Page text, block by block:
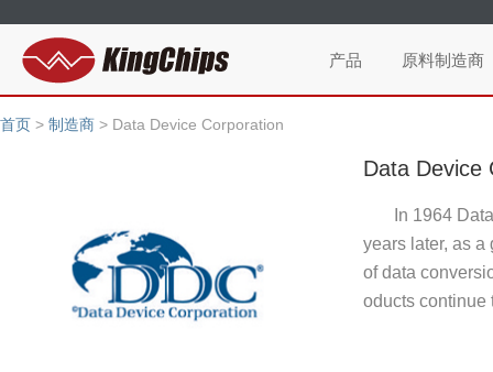
产品 原料制造商
首页 > 制造商 > Data Device Corporation
Data Device
In 1964
years later, as
of data
oducts continue